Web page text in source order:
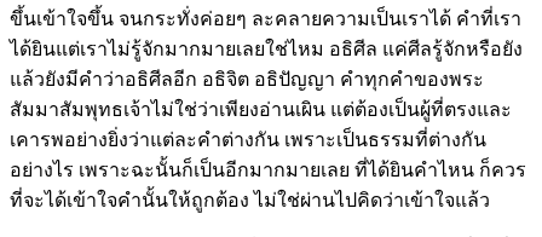
ขึ้นเข้าใจขึ้น จนกระทั่งค่อยๆ ละคลายความเป็นเราได้ คำที่เรา
ได้ยินแต่เราไม่รู้จักมากมายเลยใช่ไหม อธิศีล แค่ศีลรู้จักหรือยัง
แล้วยังมีคำว่าอธิศีลอีก อธิจิต อธิปัญญา คำทุกคำของพระ
สัมมาสัมพุทธเจ้าไม่ใช่ว่าเพียงอ่านเผิน แต่ต้องเป็นผู้ที่ตรงและ
เคารพอย่างยิ่งว่าแต่ละคำต่างกัน เพราะเป็นธรรมที่ต่างกัน
อย่างไร เพราะฉะนั้นก็เป็นอีกมากมายเลย ที่ได้ยินคำไหน ก็ควร
ที่จะได้เข้าใจคำนั้นให้ถูกต้อง ไม่ใช่ผ่านไปคิดว่าเข้าใจแล้ว